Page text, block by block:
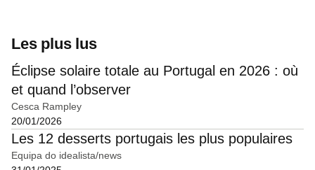
Les plus lus
Éclipse solaire totale au Portugal en 2026 : où
et quand l’observer
Cesca Rampley
20/01/2026
Les 12 desserts portugais les plus populaires
Equipa do idealista/news